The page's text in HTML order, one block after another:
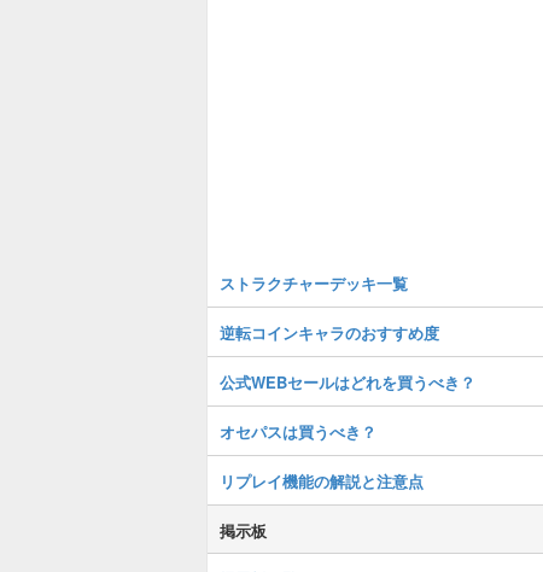
ストラクチャーデッキ一覧
逆転コインキャラのおすすめ度
公式WEBセールはどれを買うべき？
オセパスは買うべき？
リプレイ機能の解説と注意点
掲示板